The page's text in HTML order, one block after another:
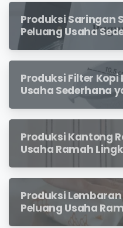
Produksi Saringan
Peluang Usaha
Permintaan yang
Produksi Filter Kopi
Usaha Sederhana
Diminati Pecinta
Produksi Kantong
Usaha Ramah
Produksi
Peluang Usaha
yang Menjanjikan